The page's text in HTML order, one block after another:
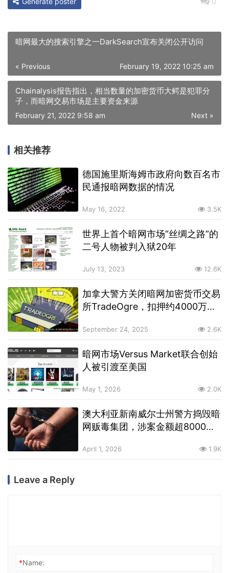
暗网最大的搜索引擎之一DarkSearch宣布关闭公开访问
« Previous February 19, 2022 10:25 am
Chainalysis报告指出，相当数量的加密货币大鳄是犯罪分
子，而暗网交易市场是主要资金来源
Next »
February 21, 2022 9:58 am
相关推荐
德国施里斯海姆市政府向数百名市
民通报暗网数据的情况
May 16, 2022 3.5K
世界上首个暗网市场“丝绸之路”的
二号人物被判入狱20年
July 13, 2023 12.6K
加拿大警方关闭暗网加密货币交易
所TradeOgre，扣押约4000万美
September 24, 2025 2.6K
暗网市场Versus Market联合创始
人被引渡至美国
May 1, 2026 2.0K
澳大利亚新南威尔士州警方捣毁暗
网贩毒集团，涉案金额超8000万
April 1, 2026 1.9K
Leave a Reply
*Name: